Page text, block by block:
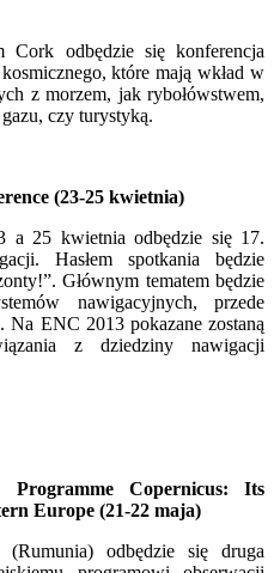
odbędzie się konferencja
które mają wkład w
z morzem, jak rybołówstwem,
czy turystyką.
(23-25 kwietnia)
a 25 kwietnia odbędzie się 17.
Hasłem spotkania będzie
Głównym tematem będzie
nawigacyjnych, przede
Na ENC 2013 pokazane zostaną
z dziedziny nawigacji
Copernicus: Its
Europe (21-22 maja)
odbędzie się druga